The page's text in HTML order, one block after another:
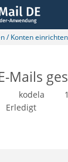
/ Konten
Mails
kodela
Erledigt